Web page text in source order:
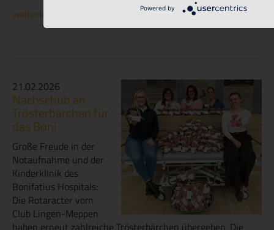
weiterlesen
21.02.2026
Nachschub an
Trösterbärchen für
das Boni
Große Freude in der
Notaufnahme und der
Kinderklinik des
Bonifatius Hospitals:
Die Rotaracter vom
Club Lingen-Meppen
Powered by